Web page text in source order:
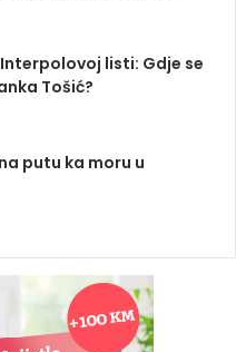
listi: Gdje se
Tošić?
putu ka moru u